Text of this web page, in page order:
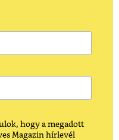
hogy a megadott
Magazin hírlevél